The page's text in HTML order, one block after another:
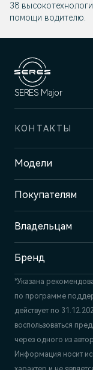
38
помощи водителю.
SERES Major
КОНТАКТЫ
Адрес
Москва,
д. 13
Отдел продаж и
+7 (495) 445-
Модели
Покупателям
Владельцам
Бренд
*Указана
по программе
действует по
воспользоваться
через одного из
Информация носит